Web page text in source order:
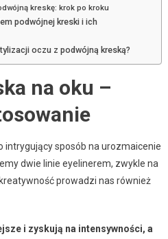
kreskę: krok po kroku
podwójnej kreski i ich
oczu z podwójną kreską?
na oku –
intrygujący sposób na urozmaicenie
dwie linie eyelinerem, zwykle na
prowadzi nas również
i zyskują na intensywności, a